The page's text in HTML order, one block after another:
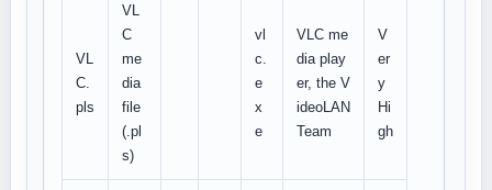
VL
C.
pls
VL
C
me
dia
file
(.pl
s)
vl
c.
e
x
e
VLC me
dia play
er, the V
ideoLAN
Team
V
er
y
Hi
gh